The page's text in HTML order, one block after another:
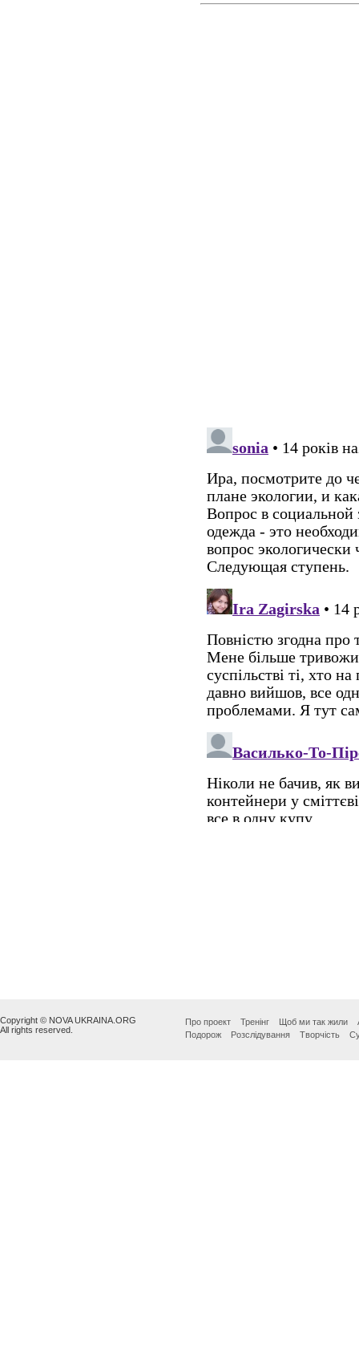
Copyright © NOVA UKRAINA.ORG
All rights reserved.
Про проект Тренінг Щоб ми так жили
Подорож
Розслідування Творчість